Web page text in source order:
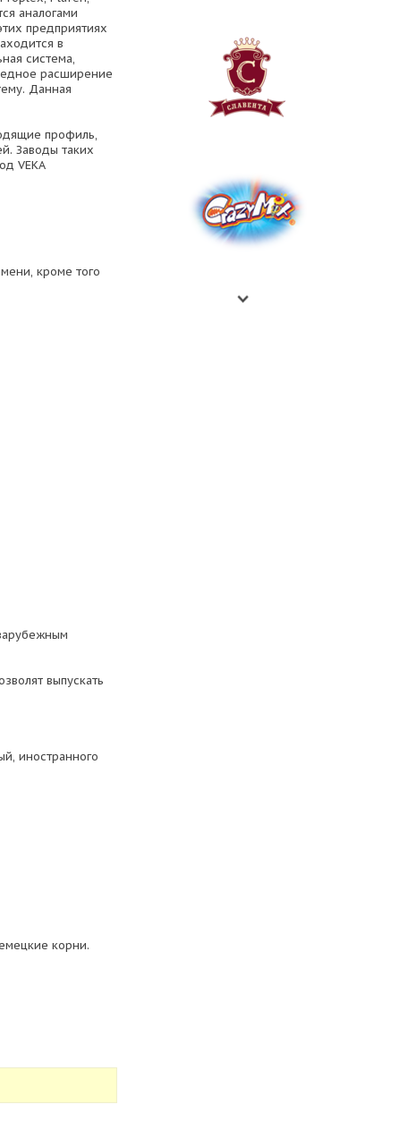
аналогами
предприятиях
в
система,
расширение
Данная
профиль,
Заводы таких
VEKA
кроме того
выпускать
иностранного
корни.